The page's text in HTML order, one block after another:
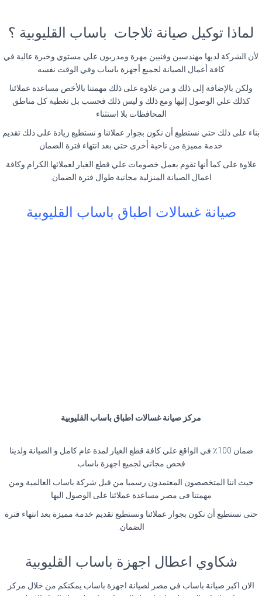
لماذا توكيل صيانة ثلاجات باساب القليوبية ؟
لأن الشركة لديها مهندسين وفنيين مهرة ومدربون علي مستوي وخبرة عالية في
كافة أعمال الصيانة لجميع أجهزة باساب وفي الوقت نفسه
ولكن بالإضافة إلى ذلك و من علاوة على ذلك مهمتنا بالأخص مساعدة عملائنا
كذلك علي الوصول إليها ومع ذلك و ليس ذلك فحسب بل تغطية كل مناطق
المحافظات بلا استثناء
بناء على ذلك حتي نستطيع أن نكون بجوار عملائنا و نستطيع زيادة على ذلك تقديم
خدمة مميزة من ناحية أخرى حتي بعد انتهاء فترة الضمان
علاوة على كما أنها تقوم بعمل خصومات علي قطع الغيار لعملائها الكرام وكافة
اعمال الصيانة المنزلية مجانية طوال فترة الضمان.
صيانة غسالات اطباق باساب القليوبية
مركز صيانة غسالات اطباق باساب القليوبية
ضمان 100٪ في الواقع علي كافة قطع الغيار لمدة عام كامل و الصيانة ولدينا
فحص مجاني لجميع اجهزة باساب
حيث اننا المتخصصون المعتمدون رسميا من قبل شركة باساب العالمية ومن
مهمتنا فى مصر مساعدة عملائنا على الوصول اليها
حتى نستطيع أن نكون بجوار عملائنا ونستطيع تقديم خدمة مميزة بعد انتهاء فترة
الضمان.
شكاوي اعطال اجهزة باساب القليوبية
الان اكبر صيانة باساب في مصر لصيانة اجهزة باساب يمكنكم من خلال مركز